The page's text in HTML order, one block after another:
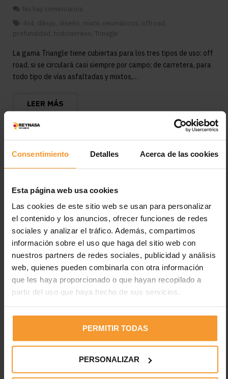
Consentimiento Detalles Acerca de las cookies
Esta página web usa cookies
Las cookies de este sitio web se usan para personalizar
el contenido y los anuncios, ofrecer funciones de redes
sociales y analizar el tráfico. Además, compartimos
información sobre el uso que haga del sitio web con
nuestros partners de redes sociales, publicidad y análisis
web, quienes pueden combinarla con otra información
que les haya proporcionado o que hayan recopilado a
partir del uso que haya hecho de sus servicios.
PERMITIR TODAS
PERSONALIZAR
No hay comentarios
4x4 dibujo diseño mixto neumáticos offroad
profundidad todoterreno Trinagle
La gama Triangle tiene cubiertas para los tres tipos de uso: off
road, si se circulará casi siempre por campo; de carretera, para
todo tipo de vías asfaltadas y mixtos,…
LEER MÁS
El 30% de los vehículos circularon
con los neumáticos en mal estado